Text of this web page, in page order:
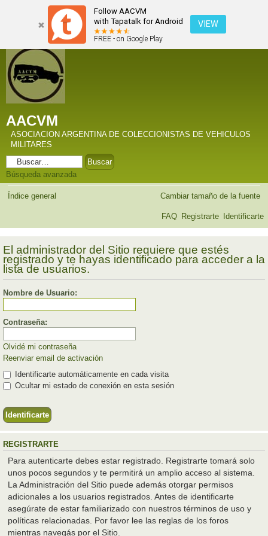
Follow AACVM
with Tapatalk for Android
FREE - on Google Play
VIEW
AACVM
ASOCIACION ARGENTINA DE COLECCIONISTAS DE VEHICULOS
MILITARES
Búsqueda avanzada
Índice general Cambiar tamaño de la fuente
FAQ Registrarte Identificarte
El administrador del Sitio requiere que estés
registrado y te hayas identificado para acceder a la
lista de usuarios.
Nombre de Usuario:
Contraseña:
Olvidé mi contraseña
Reenviar email de activación
Identificarte automáticamente en cada visita
Ocultar mi estado de conexión en esta sesión
REGISTRARTE
Para autenticarte debes estar registrado. Registrarte tomará solo
unos pocos segundos y te permitirá un amplio acceso al sistema.
La Administración del Sitio puede además otorgar permisos
adicionales a los usuarios registrados. Antes de identificarte
asegúrate de estar familiarizado con nuestros términos de uso y
políticas relacionadas. Por favor lee las reglas de los foros
mientras navegás por el Sitio.